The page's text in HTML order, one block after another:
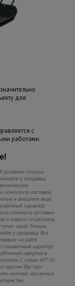
для
с
работами.
отпуска
у продавца.
комплекте поставки,
и внешнем виде
характер.
и стоимость доставки
и зависит от региона,
заказ. Точную
у продавца. Вся
на сайте
справочный характер
офертой в
2 статьи 437 ГК
просим Вас при
наличие желаемых